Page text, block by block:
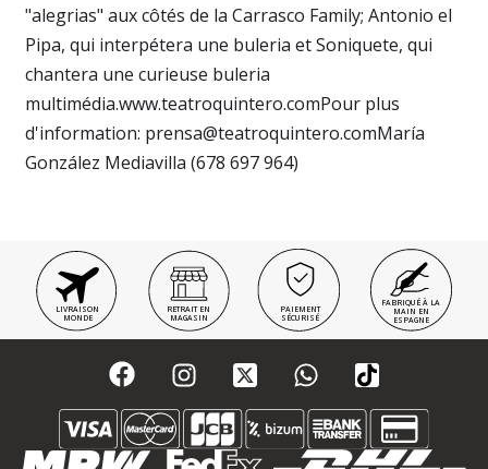
"alegrias" aux côtés de la Carrasco Family; Antonio el
Pipa, qui interpétera une buleria et Soniquete, qui
chantera une curieuse buleria
multimédia.www.teatroquintero.comPour plus
d'information: prensa@teatroquintero.comMaría
González Mediavilla (678 697 964)
LIVRAISON
MONDE
RETRAIT EN
MAGASIN
PAIEMENT
SÉCURISÉ
FABRIQUÉ À LA
MAIN EN
ESPAGNE